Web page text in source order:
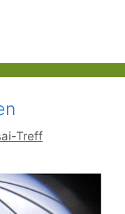
Treff